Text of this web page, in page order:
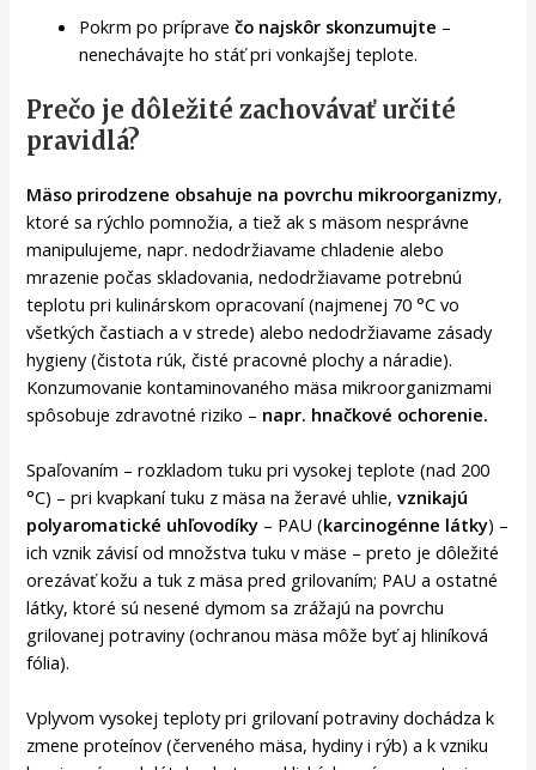
Pokrm po prípravečo najskôr skonzumujte –
nenechávajte ho stáť pri vonkajšej teplote.
Prečo je dôležité zachovávať určité
pravidlá?
Mäso prirodzene obsahuje na povrchu mikroorganizmy,
ktoré sa rýchlo pomnožia, a tiež ak s mäsom nesprávne
manipulujeme, napr. nedodržiavame chladenie alebo
mrazenie počas skladovania, nedodržiavame potrebnú
teplotu pri kulinárskom opracovaní (najmenej 70 °C vo
všetkých častiach a v strede) alebo nedodržiavame zásady
hygieny (čistota rúk, čisté pracovné plochy a náradie).
Konzumovanie kontaminovaného mäsa mikroorganizmami
spôsobuje zdravotné riziko – napr. hnačkové ochorenie.
Spaľovaním – rozkladom tuku pri vysokej teplote (nad 200
°C) – pri kvapkaní tuku z mäsa na žeravé uhlie,vznikajú
polyaromatické uhľovodíky – PAU (karcinogénne látky) –
ich vznik závisí od množstva tuku v mäse – preto je dôležité
orezávať kožu a tuk z mäsa pred grilovaním; PAU a ostatné
látky, ktoré sú nesené dymom sa zrážajú na povrchu
grilovanej potraviny (ochranou mäsa môže byť aj hliníková
fólia).
Vplyvom vysokej teploty pri grilovaní potraviny dochádza k
zmene proteínov (červeného mäsa, hydiny i rýb) a k vzniku